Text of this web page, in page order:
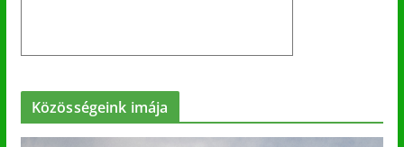
Közösségeink imája